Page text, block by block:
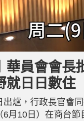
o
:
2
1
.
5
%
華員會會長
就日日數住
出爐，行政長官會
月10日）在商台